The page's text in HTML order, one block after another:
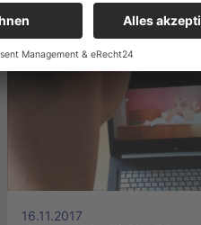
16.11.2017